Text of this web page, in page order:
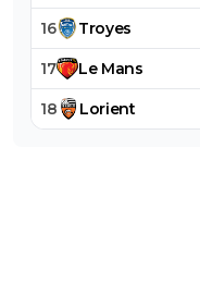
16 Troyes
17 Le Mans
18 Lorient